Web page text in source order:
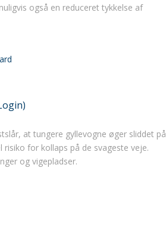
også en reduceret tykkelse af
at tungere gyllevogne øger sliddet på
for kollaps på de svageste veje.
og vigepladser.